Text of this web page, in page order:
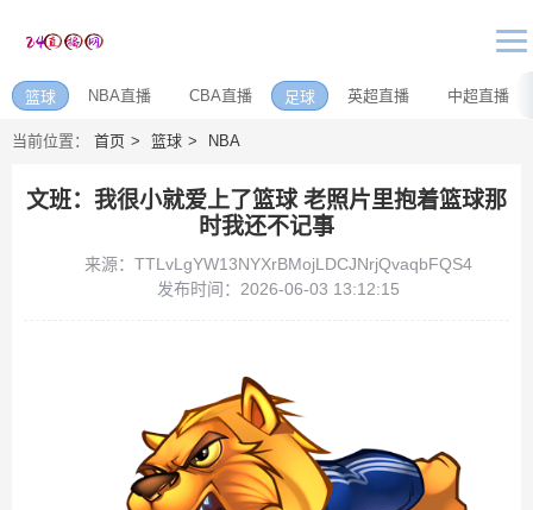
篮球 NBA直播 CBA直播 足球 英超直播 中超直播
当前位置： 首页 篮球 NBA
文班：我很小就爱上了篮球 老照片里抱着篮球那
时我还不记事
来源：TTLvLgYW13NYXrBMojLDCJNrjQvaqbFQS4
发布时间：2026-06-03 13:12:15